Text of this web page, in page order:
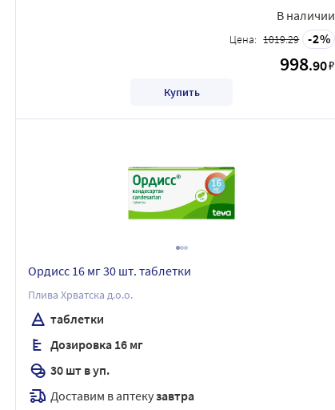
В наличии
Цена: 1019.29 2
998.90₽
Купить
Ордисс 16 мг 30 шт. таблетки
Плива Хрватска д.о.о.
таблетки
Дозировка 16 мг
30 шт в уп.
Доставим в аптекузавтра